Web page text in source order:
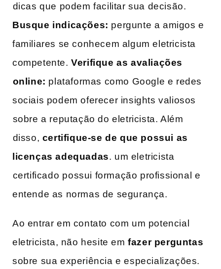
⁣dicas que podem facilitar sua decisão.
Busque indicações: pergunte a​ amigos e
familiares ​se‍ conhecem algum eletricista
competente.Verifique as‍ avaliações
⁢online: plataformas como Google e redes
sociais podem oferecer insights valiosos
⁢sobre a ​reputação do eletricista. Além
⁤disso, certifique-se de que possui as
licenças adequadas. um eletricista
⁣certificado ⁣possui formação profissional ‌e
entende‌ as normas de segurança.
Ao entrar em contato com um potencial
eletricista, não hesite emfazer perguntas
sobre sua experiência e especializações.